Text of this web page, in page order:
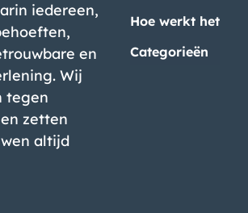
iedereen,
en
Wij
tegen
zetten
altijd
Hoe werkt het
Categorieën